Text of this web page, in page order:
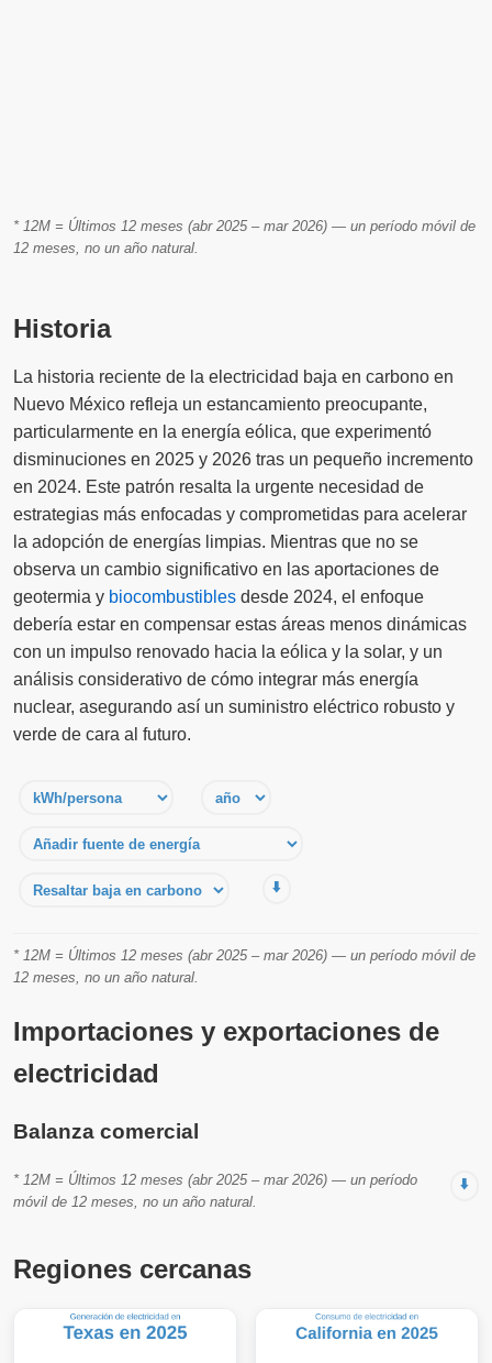
* 12M = Últimos 12 meses (abr 2025 – mar 2026) — un período móvil de
12 meses, no un año natural.
Historia
La historia reciente de la electricidad baja en carbono en
Nuevo México refleja un estancamiento preocupante,
particularmente en la energía eólica, que experimentó
disminuciones en 2025 y 2026 tras un pequeño incremento
en 2024. Este patrón resalta la urgente necesidad de
estrategias más enfocadas y comprometidas para acelerar
la adopción de energías limpias. Mientras que no se
observa un cambio significativo en las aportaciones de
geotermia y biocombustibles desde 2024, el enfoque
debería estar en compensar estas áreas menos dinámicas
con un impulso renovado hacia la eólica y la solar, y un
análisis considerativo de cómo integrar más energía
nuclear, asegurando así un suministro eléctrico robusto y
verde de cara al futuro.
⬇️
* 12M = Últimos 12 meses (abr 2025 – mar 2026) — un período móvil de
12 meses, no un año natural.
Importaciones y exportaciones de
electricidad
Balanza comercial
⬇️
* 12M = Últimos 12 meses (abr 2025 – mar 2026) — un período
móvil de 12 meses, no un año natural.
Regiones cercanas